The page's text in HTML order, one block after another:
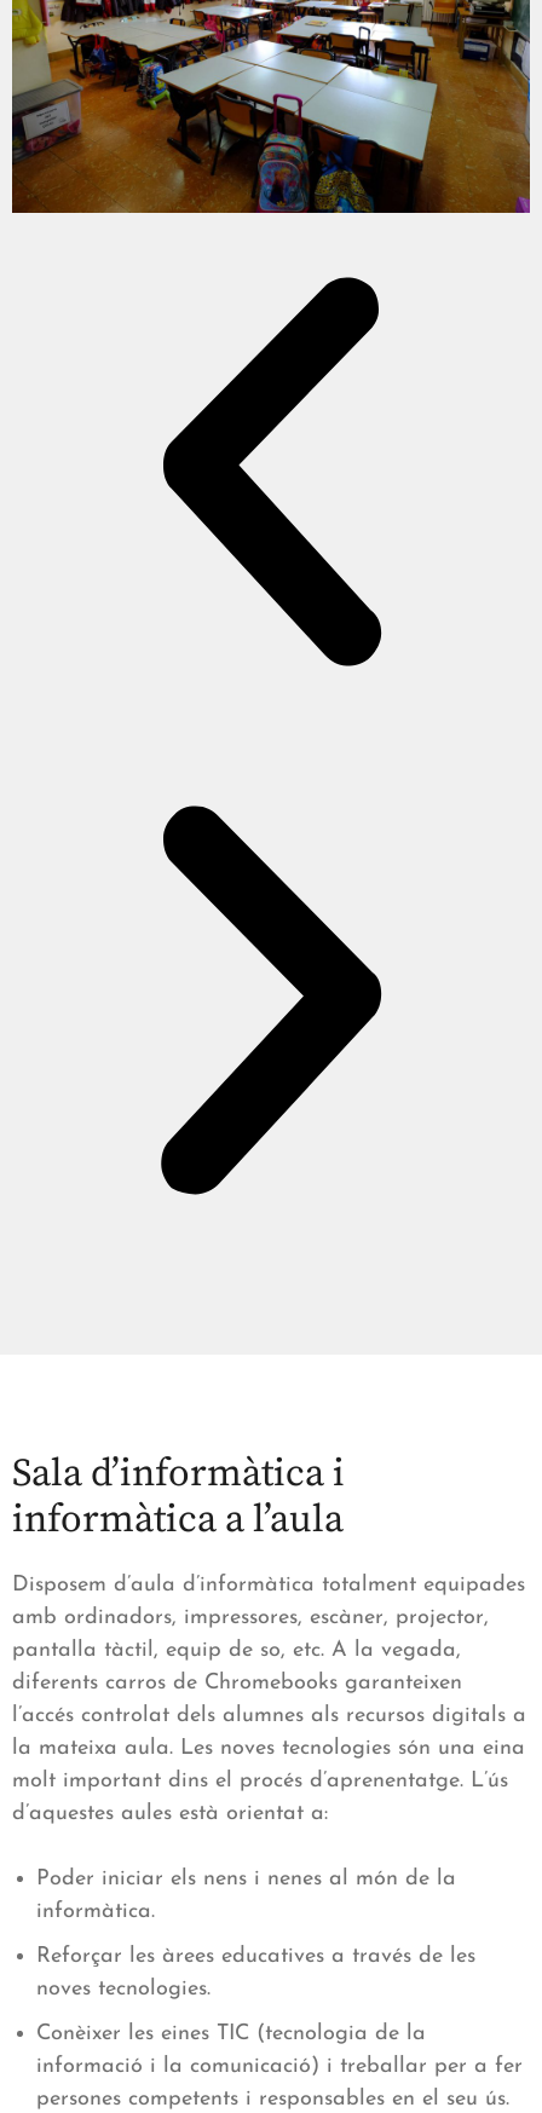
Sala d’informàtica i
informàtica a l’aula
Disposem d’aula d’informàtica totalment equipades
amb ordinadors, impressores, escàner, projector,
pantalla tàctil, equip de so, etc. A la vegada,
diferents carros de Chromebooks garanteixen
l’accés controlat dels alumnes als recursos digitals a
la mateixa aula. Les noves tecnologies són una eina
molt important dins el procés d’aprenentatge. L’ús
d’aquestes aules està orientat a:
Poder iniciar els nens i nenes al món de la
informàtica.
Reforçar les àrees educatives a través de les
noves tecnologies.
Conèixer les eines TIC (tecnologia de la
informació i la comunicació) i treballar per a fer
persones competents i responsables en el seu ús.